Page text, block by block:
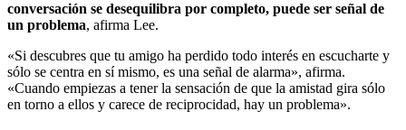
conversación se desequilibra por completo, puede ser señal de
un problema, afirma Lee.
«Si descubres que tu amigo ha perdido todo interés en escucharte y
sólo se centra en sí mismo, es una señal de alarma», afirma.
«Cuando empiezas a tener la sensación de que la amistad gira sólo
en torno a ellos y carece de reciprocidad, hay un problema».